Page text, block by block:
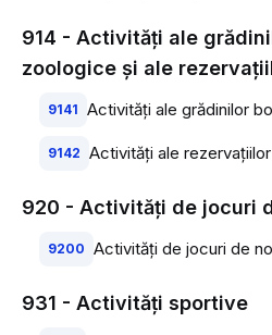
914 - Activităţi ale
zoologice şi ale
9141 Activităţi ale grădinilor
9142 Activităţi ale
920 - Activităţi de jocuri
9200 Activităţi de jocuri de
931 - Activităţi sportive